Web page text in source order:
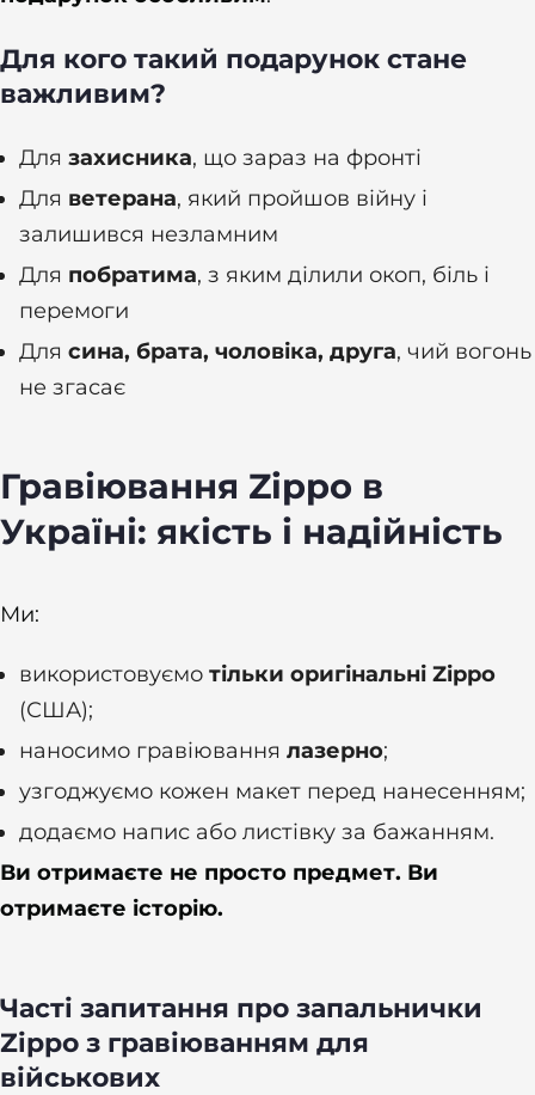
Для кого такий подарунок стане
важливим?
Для захисника, що зараз на фронті
Для ветерана, який пройшов війну і
залишився незламним
Для побратима, з яким ділили окоп, біль і
перемоги
Для сина, брата, чоловіка, друга, чий вогонь
не згасає
Гравіювання Zippo в
Україні: якість і надійність
Ми:
використовуємо тільки оригінальні Zippo
(США);
наносимо гравіювання лазерно;
узгоджуємо кожен макет перед нанесенням;
додаємо напис або листівку за бажанням.
Ви отримаєте не просто предмет. Ви
отримаєте історію.
Часті запитання про запальнички
Zippo з гравіюванням для
військових